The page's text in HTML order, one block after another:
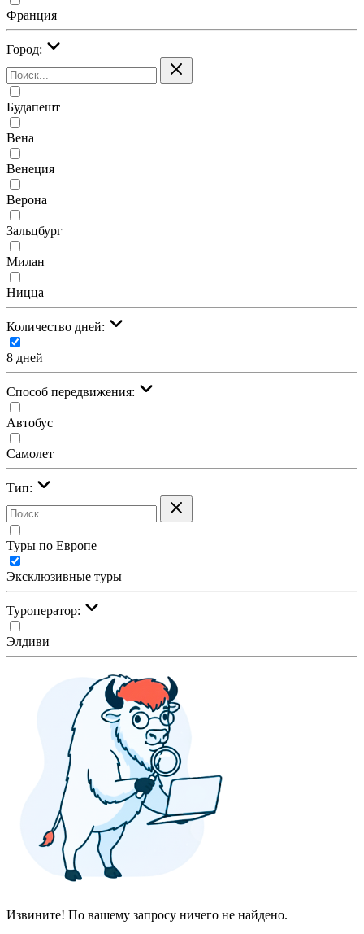
Франция
Город:
Будапешт
Вена
Венеция
Верона
Зальцбург
Милан
Ницца
Количество дней:
8 дней
Cпособ передвижения:
Автобус
Самолет
Тип:
Туры по Европе
Эксклюзивные туры
Туроператор:
Элдиви
Извините! По вашему запросу ничего не найдено.